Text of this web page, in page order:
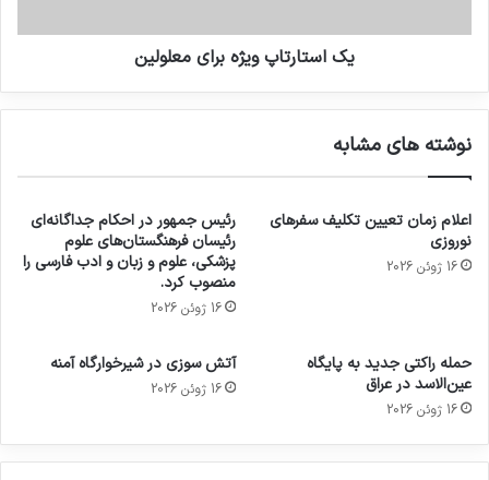
یک استارتاپ ویژه برای معلولین
نوشته های مشابه
اعلام زمان تعیین تکلیف سفرهای
نوروزی
16 ژوئن 2026
رئیس جمهور در احکام جداگانه‌ای
رئیسان فرهنگستان‌های علوم
پزشکی، علوم و زبان و ادب فارسی را
منصوب کرد.
16 ژوئن 2026
حمله راکتی جدید به پایگاه
عین‌الاسد در عراق
16 ژوئن 2026
آتش سوزی در شیرخوارگاه آمنه
16 ژوئن 2026